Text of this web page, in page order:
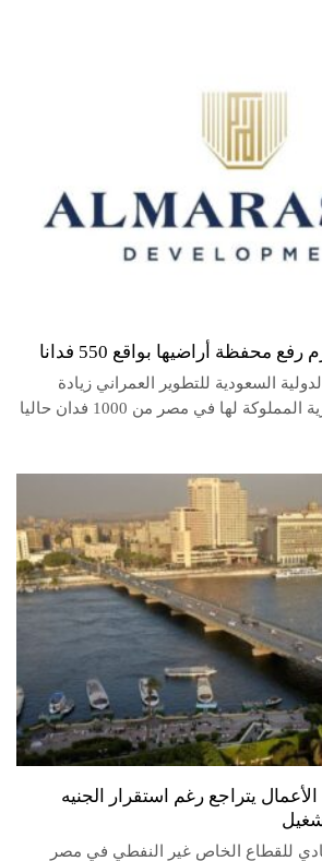
محفظة أراضيها بواقع 550 فدانا
السعودية للتطوير العمراني زيادة
محفظة الأراضي العقارية المملوكة لها في مصر من 1000 فدان حاليا
يتراجع رغم استقرار الجنيه
للقطاع الخاص غير النفطي في مصر